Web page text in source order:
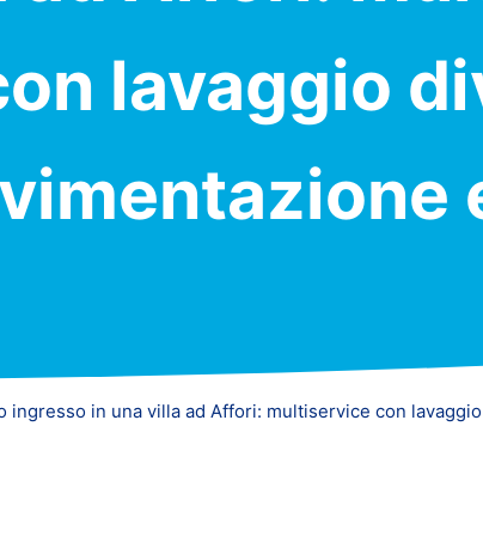
lavaggio
ingresso in una villa ad Affori: multiservice con